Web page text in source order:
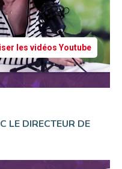
les vidéos Youtube
LE DIRECTEUR DE